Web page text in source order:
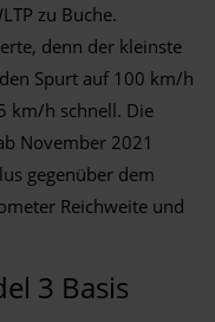
zu Buche.
denn der kleinste
Spurt auf 100 km/h
km/h schnell. Die
November 2021
gegenüber dem
Reichweite und
3 Basis